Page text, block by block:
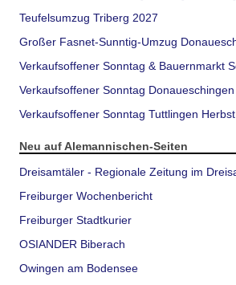
Teufelsumzug Triberg 2027
Großer Fasnet-Sunntig-Umzug
Verkaufsoffener Sonntag & Bauernmarkt
Verkaufsoffener Sonntag
Verkaufsoffener Sonntag Tuttlingen
Neu auf Alemannischen-Seiten
Dreisamtäler - Regionale Zeitung im
Freiburger Wochenbericht
Freiburger Stadtkurier
OSIANDER Biberach
Owingen am Bodensee